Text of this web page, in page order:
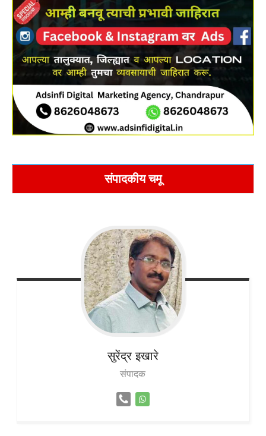
संपादकीय चमू
सुरेंद्र इखारे
संपादक